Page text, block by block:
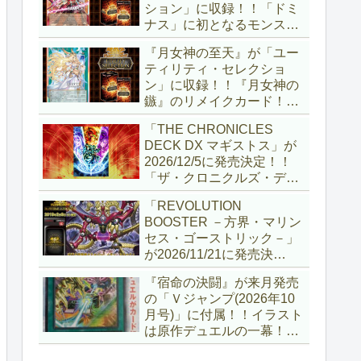
ション」に収録！！「ドミ
ナス」に初となるモンスタ
ーが登場！！『聖王の粉
砕』や『列王詩篇』に描か
れていた少女で、実際にこ
の2種を強力にサポートし
ていますね！！【遊戯王
OCG】
『月女神の至天』が「ユー
ティリティ・セレクショ
ン」に収録！！『月女神の
鏃』のリメイクカード！！
選出傾向が読めなくなりま
したが、後攻向けとは言え
無効化範囲の広がった『墓
穴の指名者』はめちゃくち
ゃ強力ですね！？【遊戯王
OCG】
「THE CHRONICLES
DECK DX マギストス」が
2026/12/5に発売決定！！
「ザ・クロニクルズ・デッ
キ」がリニューアル！！第
1弾は「マギストス」と
「エンディミオン」が選出
されています！！【遊戯王
OCG】
「REVOLUTION
BOOSTER －方界・マリン
セス・ゴーストリック－」
が2026/11/21に発売決
定！！「レボリューション
ブースター」の第2弾！！
今回は前回以上に個性派揃
いとなりましたね～。【遊
戯王OCG】
『宿命の決闘』が来月発売
の「Ｖジャンプ(2026年10
月号)」に付属！！イラスト
は原作デュエルの一幕！！
初期型デュエルディスクの